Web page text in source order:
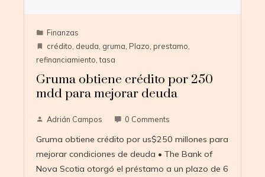
Finanzas
crédito deuda gruma Plazo prestamo
refinanciamiento ,tasa
Gruma obtiene crédito por 250
mdd para mejorar deuda
Adrián Campos 0 Comments
Gruma obtiene crédito por us$250 millones para
mejorar condiciones de deuda • The Bank of
Nova Scotia otorgó el préstamo a un plazo de 6